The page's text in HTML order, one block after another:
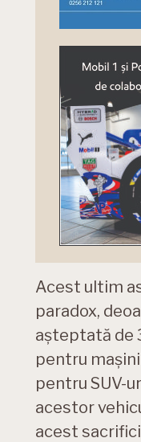
Acest ultim
paradox,
așteptată de
pentru
pentru SUV-
acestor
acest